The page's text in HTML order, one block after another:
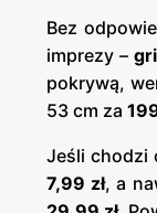
Bez
imprezy –
pokrywą,
53 cm za
Jeśli
7,99 zł, a